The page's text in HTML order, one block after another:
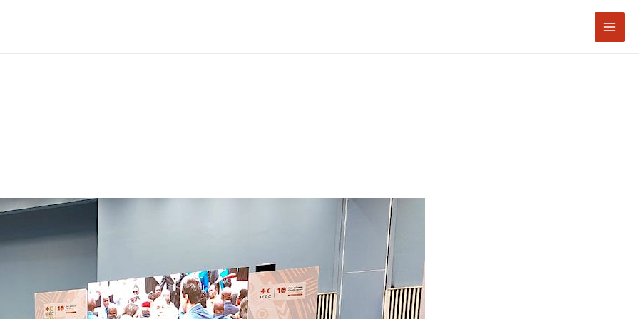
Main